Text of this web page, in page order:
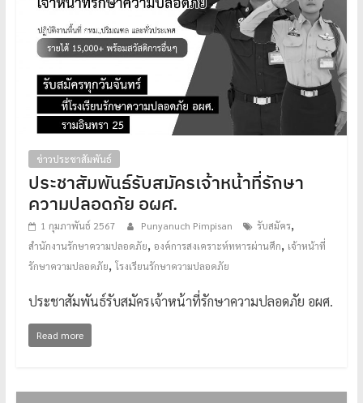
ข่าวประชาสัมพันธ์
ประชาสัมพันธ์รับสมัครเจ้าหน้าที่รักษา
ความปลอดภัย อผศ.
1 กุมภาพันธ์ 2567 Punyanuch Pimpisan รับสมัคร,
สำนักงานรักษาความปลอดภัย, องค์การสงเคราะห์ทหารผ่านศึก, เจ้าหน้าที่
รักษาความปลอดภัย, โรงเรียนรักษาความปลอดภัย
ประชาสัมพันธ์รับสมัครเจ้าหน้าที่รักษาความปลอดภัย อผศ.
Read more